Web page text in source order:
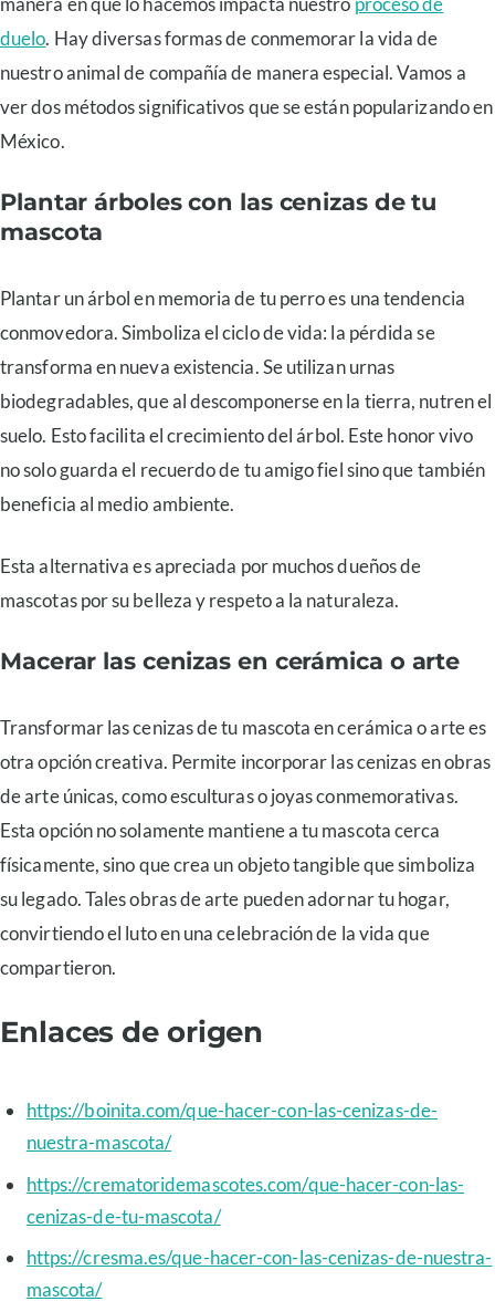
duelo. Hay diversas formas de conmemorar la vida de
nuestro animal de compañía de manera especial. Vamos a
ver dos métodos significativos que se están popularizando en
México.
Plantar árboles con las cenizas de tu
mascota
Plantar un árbol en memoria de tu perro es una tendencia
conmovedora. Simboliza el ciclo de vida: la pérdida se
transforma en nueva existencia. Se utilizan urnas
biodegradables, que al descomponerse en la tierra, nutren el
suelo. Esto facilita el crecimiento del árbol. Este honor vivo
no solo guarda el recuerdo de tu amigo fiel sino que también
beneficia al medio ambiente.
Esta alternativa es apreciada por muchos dueños de
mascotas por su belleza y respeto a la naturaleza.
Macerar las cenizas en cerámica o arte
Transformar las cenizas de tu mascota en cerámica o arte es
otra opción creativa. Permite incorporar las cenizas en obras
de arte únicas, como esculturas o joyas conmemorativas.
Esta opción no solamente mantiene a tu mascota cerca
físicamente, sino que crea un objeto tangible que simboliza
su legado. Tales obras de arte pueden adornar tu hogar,
convirtiendo el luto en una celebración de la vida que
compartieron.
Enlaces de origen
https://boinita.com/que-hacer-con-las-cenizas-de-
nuestra-mascota/
https://crematoridemascotes.com/que-hacer-con-las-
cenizas-de-tu-mascota/
https://cresma.es/que-hacer-con-las-cenizas-de-nuestra-
mascota/